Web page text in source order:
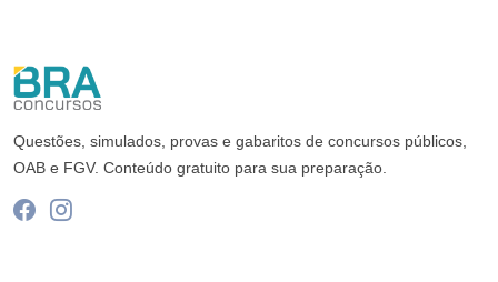
Questões, simulados, provas e gabaritos de concursos públicos,
OAB e FGV. Conteúdo gratuito para sua preparação.